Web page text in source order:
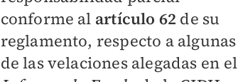
conforme al artículo 62 de su
reglamento, respecto a algunas
de las velaciones alegadas en el